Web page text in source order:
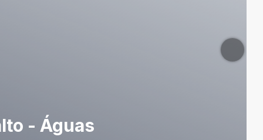
- Águas